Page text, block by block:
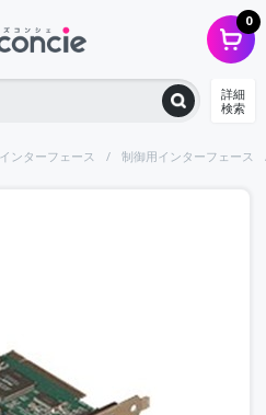
0
詳細
検索
インターフェース 制御用インターフェース